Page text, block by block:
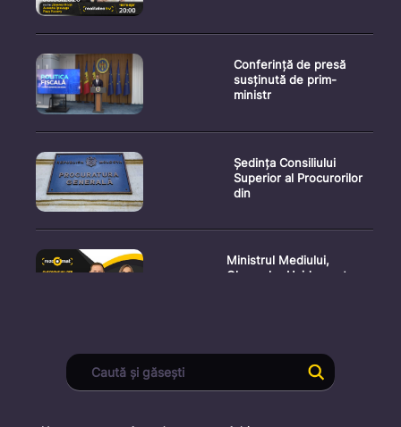
Conferință de presă
susținută de prim-
ministr
Ședința Consiliului
Superior al Procurorilor
din
Ministrul Mediului,
Gheorghe Hajder, este
Consultări publice privind
proiectul de lege pent